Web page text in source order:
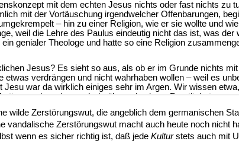
wilde Zerstörungswut, die angeblich dem germanischen
vandalische Zerstörungswut macht auch heute noch nicht
wenn es sicher richtig ist, daß jede Kulturstets auch mit